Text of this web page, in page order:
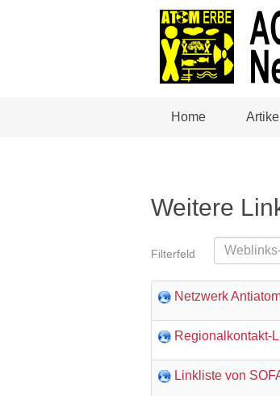
Home Artikel
Weitere
Filterfeld
Netzwerk
Regionalkontakt-
Linkliste von